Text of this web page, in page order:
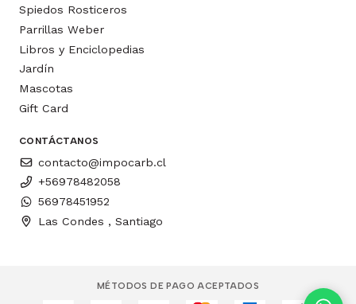
Spiedos Rosticeros
Parrillas Weber
Libros y Enciclopedias
Jardín
Mascotas
Gift Card
CONTÁCTANOS
contacto@impocarb.cl
+56978482058
56978451952
Las Condes , Santiago
MÉTODOS DE PAGO ACEPTADOS